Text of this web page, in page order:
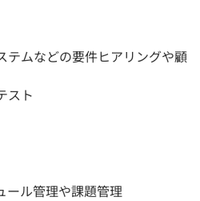
テムなどの要件ヒアリングや顧
スト
ール管理や課題管理